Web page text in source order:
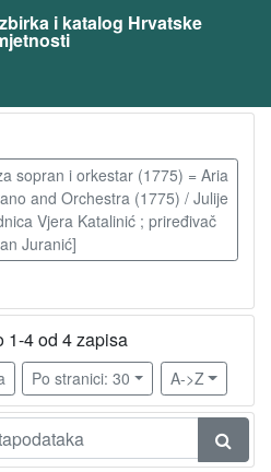
i katalog Hrvatske
sopran i orkestar (1775) = Aria
and Orchestra (1775) / Julije
Vjera Katalinić ; priređivač
Juranić]
1-4 od 4 zapisa
Po stranici: 30 A->Z